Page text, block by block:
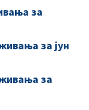
за
за јун
за